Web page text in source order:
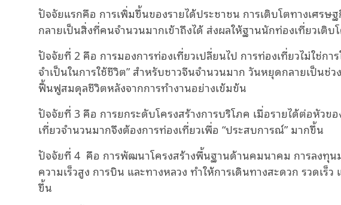
ปัจจัยแรกคือ การเพิ่มขึ้นของรายได้ประชาชน การเติบโตทางเศรษ
กลายเป็นสิ่งที่คนจำนวนมากเข้าถึงได้ ส่งผลให้ฐานนักท่องเที่ยวเติบ
ปัจจัยที่ 2 คือ การมองการท่องเที่ยวเปลี่ยนไป การท่องเที่ยวไม่ใช่กา
จำเป็นในการใช้ชีวิต” สำหรับชาวจีนจำนวนมาก วันหยุดกลายเป็นช่
ฟื้นฟูสมดุลชีวิตหลังจากการทำงานอย่างเข้มข้น
ปัจจัยที่ 3 คือ การยกระดับโครงสร้างการบริโภค เมื่อรายได้ต่อหัว
เที่ยวจำนวนมากจึงต้องการท่องเที่ยวเพื่อ “ประสบการณ์” มากขึ้น
ปัจจัยที่ 4 คือ การพัฒนาโครงสร้างพื้นฐานด้านคมนาคม การลงทุน
ความเร็วสูง การบิน และทางหลวง ทำให้การเดินทางสะดวก รวดเร็
ขึ้น